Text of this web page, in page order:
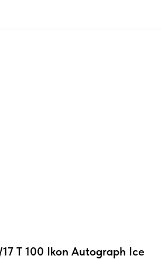
T 100 Ikon Autograph Ice